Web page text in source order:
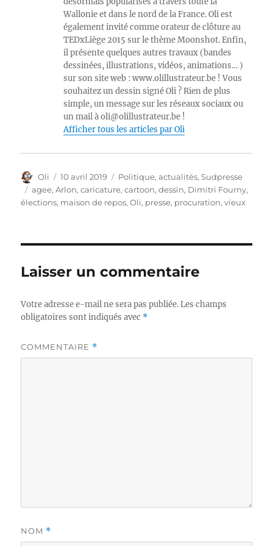
Wallonie et dans le nord de la France. Oli est
également invité comme orateur de clôture au
TEDxLiège 2015 sur le thème Moonshot. Enfin,
il présente quelques autres travaux (bandes
dessinées, illustrations, vidéos, animations… )
sur son site web : www.olillustrateur.be ! Vous
souhaitez un dessin signé Oli ? Rien de plus
simple, un message sur les réseaux sociaux ou
un mail à oli@olillustrateur.be !
Afficher tous les articles par Oli
Auteur
Oli
Publié
le
10 avril 2019 Catégories
Politique, actualités,Sudpresse
Étiquettes
agee,Arlon,caricature,cartoon,dessin, Dimitri Fourny,
élections, maison de repos,Oli, presse, procuration,vieux
Laisser un commentaire
Votre adresse e-mail ne sera pas publiée. Les champs
obligatoires sont indiqués avec *
COMMENTAIRE *
NOM *